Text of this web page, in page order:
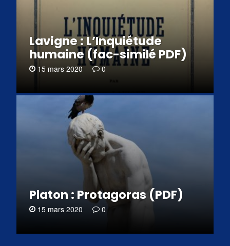
Lavigne : L’Inquiétude
humaine (fac-similé PDF)
15 mars 2020 0
Platon : Protagoras (PDF)
15 mars 2020 0